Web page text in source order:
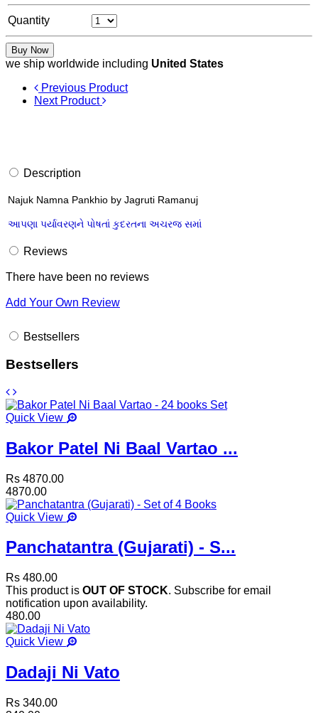
Quantity
Buy Now
we ship worldwide including United States
Previous Product
Next Product
Description
Najuk Namna Pankhio by Jagruti Ramanuj
આપણા પર્યાવરણને પોષતાં કુદરતના અચરજ સમાં
Reviews
There have been no reviews
Add Your Own Review
Bestsellers
Bestsellers
Quick View
Bakor Patel Ni Baal Vartao ...
Rs 4870.00
4870.00
Quick View
Panchatantra (Gujarati) - S...
Rs 480.00
This product is OUT OF STOCK. Subscribe for email
notification upon availability.
480.00
Quick View
Dadaji Ni Vato
Rs 340.00